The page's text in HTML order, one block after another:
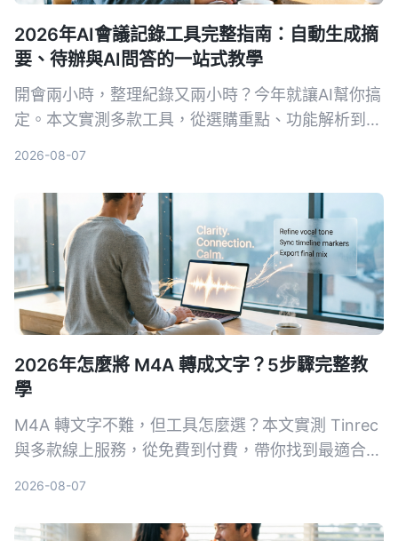
2026年AI會議記錄工具完整指南：自動生成摘
要、待辦與AI問答的一站式教學
開會兩小時，整理紀錄又兩小時？今年就讓AI幫你搞
定。本文實測多款工具，從選購重點、功能解析到避
2026-08-07
2026年怎麼將 M4A 轉成文字？5步驟完整教
學
M4A 轉文字不難，但工具怎麼選？本文實測 Tinrec
與多款線上服務，從免費到付費，帶你找到最適合自
2026-08-07